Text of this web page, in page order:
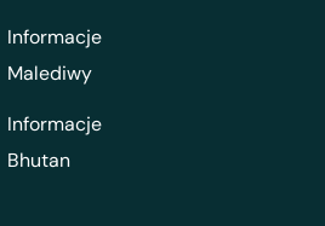
Informacje
Malediwy
Informacje
Bhutan